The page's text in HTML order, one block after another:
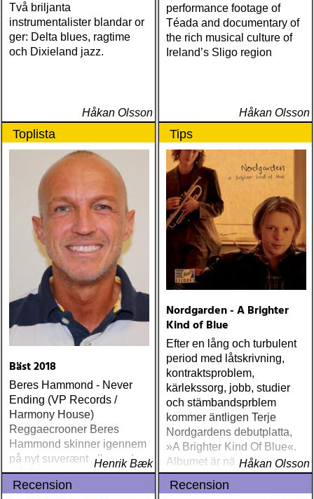
Två briljanta
instrumentalister blandar or
ger: Delta blues, ragtime
och Dixieland jazz.
Håkan Olsson
performance footage of
Téada and documentary of
the rich musical culture of
Ireland’s Sligo region
Håkan Olsson
Toplista
Bäst 2018
Beres Hammond - Never
Ending (VP Records /
Harmony House)
Reggaecrooner Beres
Hammond skinner igennem
på nyt suverænt album, der
måske er hans bedste
gennem tiderne
Henrik Bæk
Tips
Nordgarden - A Brighter
Kind of Blue
Efter en lång och turbulent
period med låtskrivning,
kontraktsproblem,
kärlekssorg, jobb, studier
och stämbandsprblem
kommer äntligen Terje
Nordgardens debutplatta,
»A Brighter Kind Of Blue«.
Albumet är nära, enkelt och
ärligt och handlar om
upplevelser och historier
Håkan Olsson
Recension Recension